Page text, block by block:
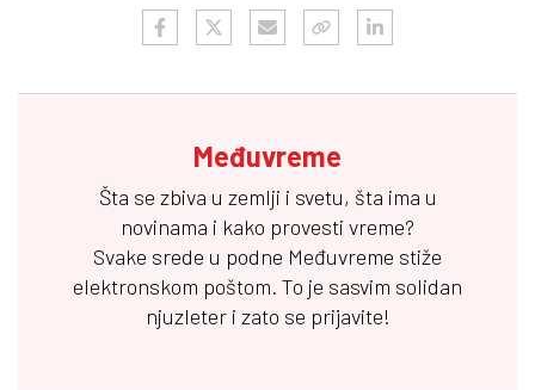
Međuvreme
Šta se zbiva u zemlji i svetu, šta ima u
novinama i kako provesti vreme?
Svake srede u podne Međuvreme stiže
elektronskom poštom. To je sasvim solidan
njuzleter i zato se prijavite!